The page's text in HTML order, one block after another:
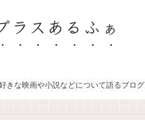
ラスあるふぁ
きな映画や小説などについて語るブログ